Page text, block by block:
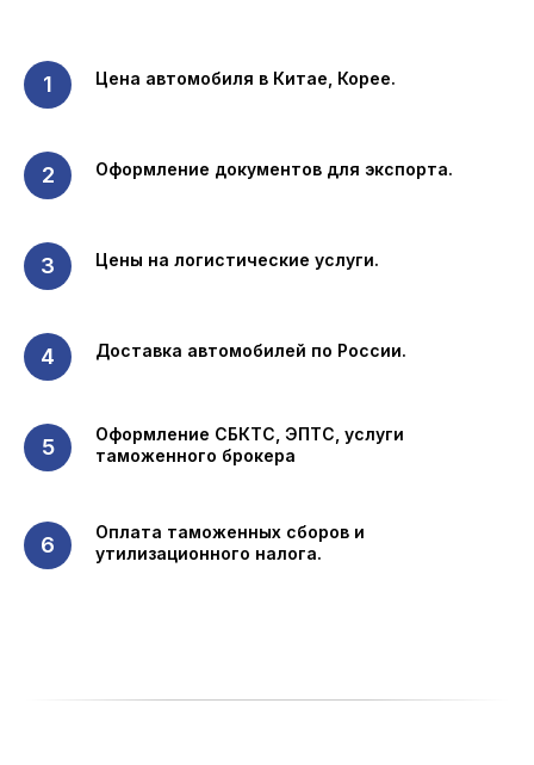
Цена автомобиля в Китае, Корее.
Оформление документов для экспорта.
Цены на логистические услуги.
Доставка автомобилей по России.
Оформление СБКТС, ЭПТС, услуги
таможенного брокера
Оплата таможенных сборов и
утилизационного налога.
Политикой обработки персональных данных
Следите за свежими новостями, акциями и
Подписаться